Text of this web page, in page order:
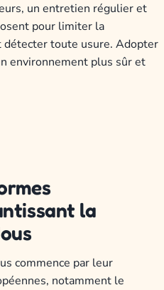
un entretien régulier et
pour limiter la
toute usure. Adopter
environnement plus sûr et
la
commence par leur
notamment le